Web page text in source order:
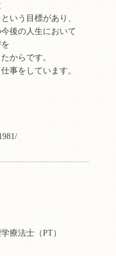
いう目標があり、
後の人生において
からです。
事をしています。
療法士（PT）